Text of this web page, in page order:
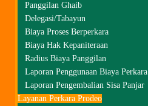
Panggilan Ghaib
Delegasi/Tabayun
Biaya Proses Berperkara
Biaya Hak Kepaniteraan
Radius Biaya Panggilan
Laporan Penggunaan Biaya Perkara
Laporan Pengembalian Sisa Panjar
Layanan Perkara Prodeo